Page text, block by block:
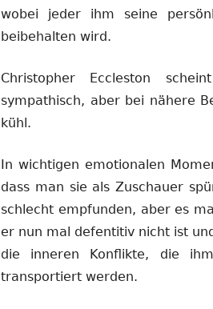
wobei jeder ihm seine
beibehalten wird.
Christopher Eccleston
sympathisch, aber bei nähere
kühl.
In wichtigen emotionalen
dass man sie als Zuschauer
schlecht empfunden, aber es
er nun mal defentitiv nicht ist
die inneren Konflikte, die
transportiert werden.